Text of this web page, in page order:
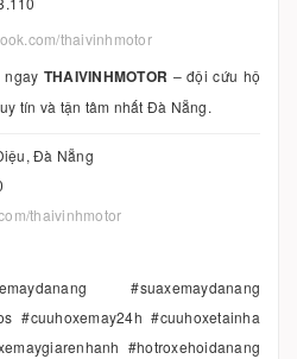
thaivinhmotor
ngay THAIVINHMOTOR – đội cứu hộ
tín và tận tâm nhất Đà Nẵng.
Đà Nẵng
thaivinhmotor
#suaxemaydanang
#cuuhoxemay24h #cuuhoxetainha
#hotroxehoidanang